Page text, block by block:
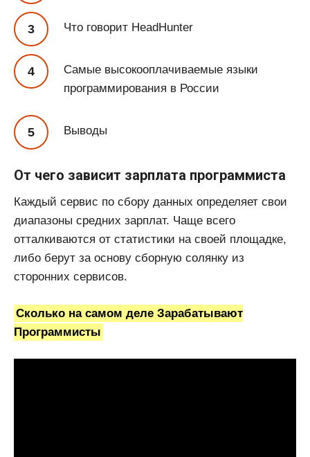
Что говорит HeadHunter
Самые высокооплачиваемые языки
программирования в России
Выводы
От чего зависит зарплата программиста
Каждый сервис по сбору данных определяет свои
диапазоны средних зарплат. Чаще всего
отталкиваются от статистики на своей площадке,
либо берут за основу сборную солянку из
сторонних сервисов.
Сколько на самом деле Зарабатывают
Программисты